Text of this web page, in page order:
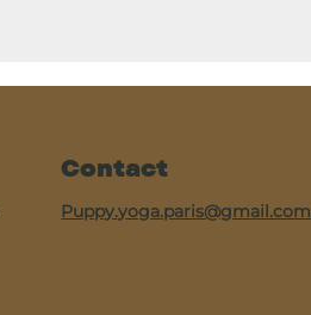
Contact
Puppy.yoga.paris@gmail.com